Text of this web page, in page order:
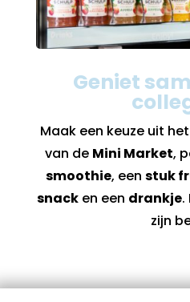
Geniet
Maak een keuze uit
van de Mini Market,
smoothie, eenstuk
snacken een drankje.
zijn